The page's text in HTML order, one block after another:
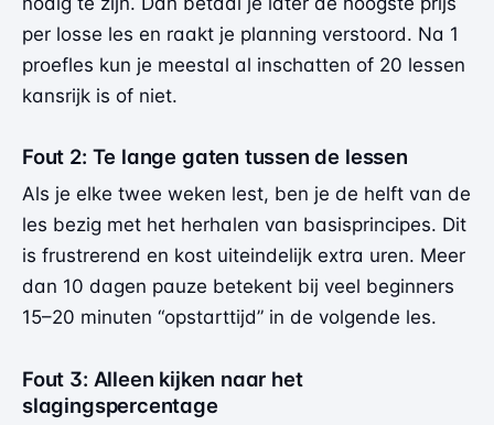
per losse les en raakt je planning verstoord. Na 1
proefles kun je meestal al inschatten of 20 lessen
kansrijk is of niet.
Fout 2: Te lange gaten tussen de lessen
Als je elke twee weken lest, ben je de helft van de
les bezig met het herhalen van basisprincipes. Dit
is frustrerend en kost uiteindelijk extra uren. Meer
dan 10 dagen pauze betekent bij veel beginners
15–20 minuten “opstarttijd” in de volgende les.
Fout 3: Alleen kijken naar het
slagingspercentage